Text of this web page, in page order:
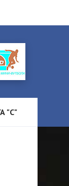
"С"